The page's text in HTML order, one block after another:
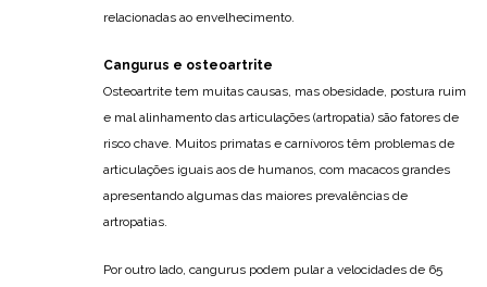
relacionadas ao envelhecimento.
Cangurus e osteoartrite
Osteoartrite tem muitas causas, mas obesidade, postura ruim
e mal alinhamento das articulações (artropatia) são fatores de
risco chave. Muitos primatas e carnívoros têm problemas de
articulações iguais aos de humanos, com macacos grandes
apresentando algumas das maiores prevalências de
artropatias.
Por outro lado, cangurus podem pular a velocidades de 65